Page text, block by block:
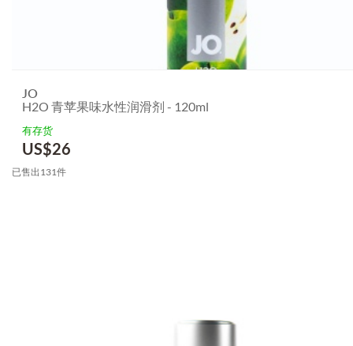
JO
H2O 青苹果味水性润滑剂 - 120ml
有存货
US$26
已售出131件